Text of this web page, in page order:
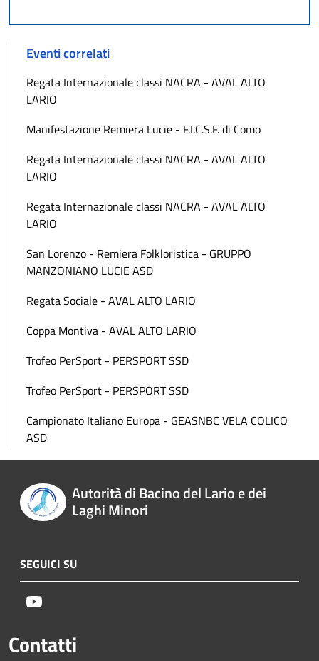
Eventi correlati
Regata Internazionale classi NACRA - AVAL ALTO
LARIO
Manifestazione Remiera Lucie - F.I.C.S.F. di Como
Regata Internazionale classi NACRA - AVAL ALTO
LARIO
Regata Internazionale classi NACRA - AVAL ALTO
LARIO
San Lorenzo - Remiera Folkloristica - GRUPPO
MANZONIANO LUCIE ASD
Regata Sociale - AVAL ALTO LARIO
Coppa Montiva - AVAL ALTO LARIO
Trofeo PerSport - PERSPORT SSD
Trofeo PerSport - PERSPORT SSD
Campionato Italiano Europa - GEASNBC VELA COLICO
ASD
Autorità di Bacino del Lario e dei
Laghi Minori
SEGUICI SU
Contatti